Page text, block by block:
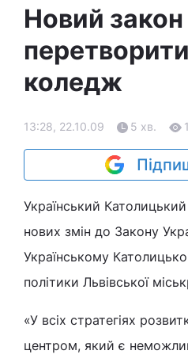
Новий
коледж
13:28, 22.10.09 5 хв.
Український
нових змін до Закону
Українському
політики Львівської
«У всіх стратегіях
центром, який є